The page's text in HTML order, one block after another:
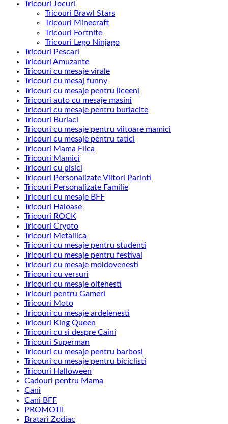
Tricouri Jocuri
Tricouri Brawl Stars
Tricouri Minecraft
Tricouri Fortnite
Tricouri Lego Ninjago
Tricouri Pescari
Tricouri Amuzante
Tricouri cu mesaje virale
Tricouri cu mesaj funny
Tricouri cu mesaje pentru liceeni
Tricouri auto cu mesaje masini
Tricouri cu mesaje pentru burlacite
Tricouri Burlaci
Tricouri cu mesaje pentru viitoare mamici
Tricouri cu mesaje pentru tatici
Tricouri Mama Fiica
Tricouri Mamici
Tricouri cu pisici
Tricouri Personalizate Viitori Parinti
Tricouri Personalizate Familie
Tricouri cu mesaje BFF
Tricouri Haioase
Tricouri ROCK
Tricouri Crypto
Tricouri Metallica
Tricouri cu mesaje pentru studenti
Tricouri cu mesaje pentru festival
Tricouri cu mesaje moldovenesti
Tricouri cu versuri
Tricouri cu mesaje oltenesti
Tricouri pentru Gameri
Tricouri Moto
Tricouri cu mesaje ardelenesti
Tricouri King Queen
Tricouri cu si despre Caini
Tricouri Superman
Tricouri cu mesaje pentru barbosi
Tricouri cu mesaje pentru biciclisti
Tricouri Halloween
Cadouri pentru Mama
Cani
Cani BFF
PROMOTII
Bratari Zodiac